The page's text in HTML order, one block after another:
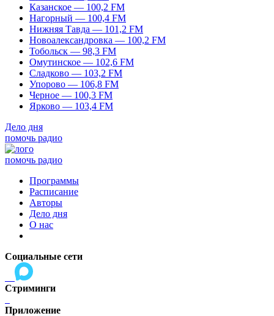
Казанское — 100,2 FM
Нагорный — 100,4 FM
Нижняя Тавда — 101,2 FM
Новоалександровка — 100,2 FM
Тобольск — 98,3 FM
Омутинское — 102,6 FM
Сладково — 103,2 FM
Упорово — 106,8 FM
Черное — 100,3 FM
Ярково — 103,4 FM
Дело дня
помочь радио
помочь радио
Программы
Расписание
Авторы
Дело дня
О нас
Социальные сети
Стриминги
Приложение